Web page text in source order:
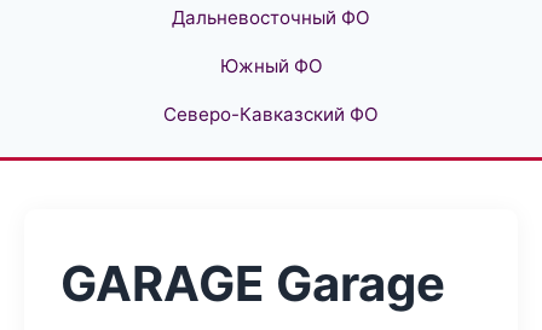
Дальневосточный ФО
Южный ФО
Северо-Кавказский ФО
GARAGE Garage